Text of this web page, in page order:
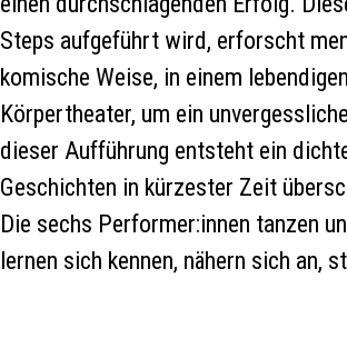
Steps aufgeführt wird, erforscht
komische Weise, in einem
Körpertheater, um ein
dieser Aufführung entsteht ein
Geschichten in kürzester Zeit
Die sechs Performer:innen tanzen
lernen sich kennen, nähern sich an,